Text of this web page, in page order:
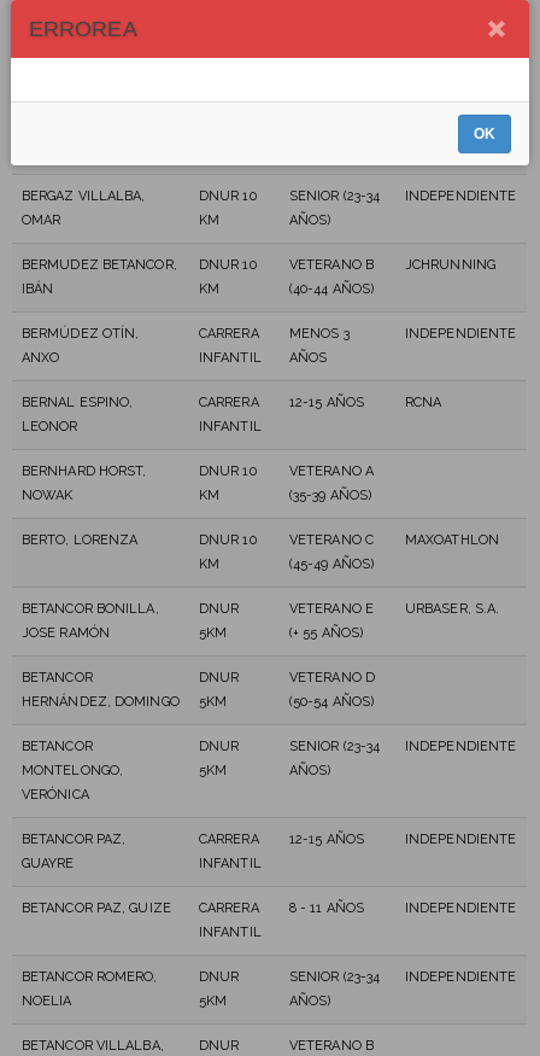
BEJARANO HINCAPIÉ,
DNUR
SENIOR (23-34
BERGAZ VILLALBA,
OMAR
DNUR 10
KM
SENIOR (23-34
AÑOS)
INDEPENDIENTE
BERMUDEZ BETANCOR,
IBÁN
DNUR 10
KM
VETERANO B
(40-44 AÑOS)
JCHRUNNING
BERMÚDEZ OTÍN,
ANXO
CARRERA
INFANTIL
MENOS 3
AÑOS
INDEPENDIENTE
BERNAL ESPINO,
LEONOR
CARRERA
INFANTIL
12-15 AÑOS RCNA
BERNHARD HORST,
NOWAK
DNUR 10
KM
VETERANO A
(35-39 AÑOS)
BERTO, LORENZA
DNUR 10
KM
VETERANO C
(45-49 AÑOS)
MAXOATHLON
BETANCOR BONILLA,
JOSE RAMÓN
DNUR
5KM
VETERANO E
(+ 55 AÑOS)
URBASER, S.A.
BETANCOR
HERNÁNDEZ, DOMINGO
DNUR
5KM
VETERANO D
(50-54 AÑOS)
BETANCOR
MONTELONGO,
VERÓNICA
DNUR
5KM
SENIOR (23-34
AÑOS)
INDEPENDIENTE
BETANCOR PAZ,
GUAYRE
CARRERA
INFANTIL
12-15 AÑOS INDEPENDIENTE
BETANCOR PAZ, GUIZE
CARRERA
INFANTIL
8 - 11 AÑOS INDEPENDIENTE
BETANCOR ROMERO,
NOELIA
DNUR
5KM
SENIOR (23-34
AÑOS)
INDEPENDIENTE
BETANCOR VILLALBA,
DNUR
VETERANO B
ERROREA
OK